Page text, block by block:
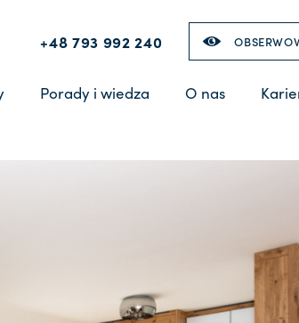
+48 793 992 240
Porady i wiedza O nas